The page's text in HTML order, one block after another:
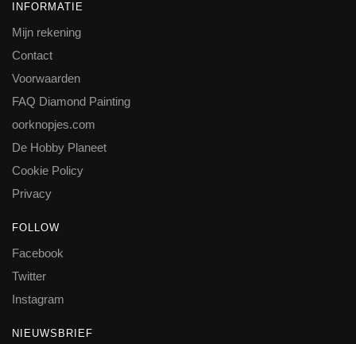
INFORMATIE
Mijn rekening
Contact
Voorwaarden
FAQ Diamond Painting
oorknopjes.com
De Hobby Planeet
Cookie Policy
Privacy
FOLLOW
Facebook
Twitter
Instagram
NIEUWSBRIEF